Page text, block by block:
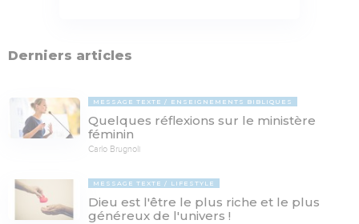
Derniers articles
MESSAGE TEXTE ENSEIGNEMENTS BIBLIQUES
Quelques réflexions sur le ministère
féminin
Carlo Brugnoli
MESSAGE TEXTE LIFESTYLE
Dieu est l'être le plus riche et le plus
généreux de l'univers !